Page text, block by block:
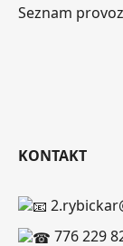
Seznam
KONTAKT
776 229